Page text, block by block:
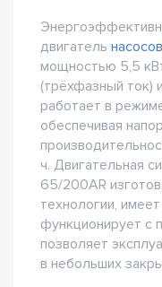
двигатель
мощностью 5,5
(трёхфазный ток)
работает в
обеспечивая
ч. Двигательная
65/200AR
технологии,
функционирует с
позволяет
в небольших